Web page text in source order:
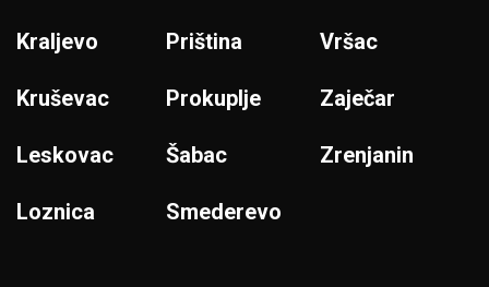
Kraljevo
Kruševac
Leskovac
Loznica
Priština
Prokuplje
Šabac
Smederevo
Vršac
Zaječar
Zrenjanin